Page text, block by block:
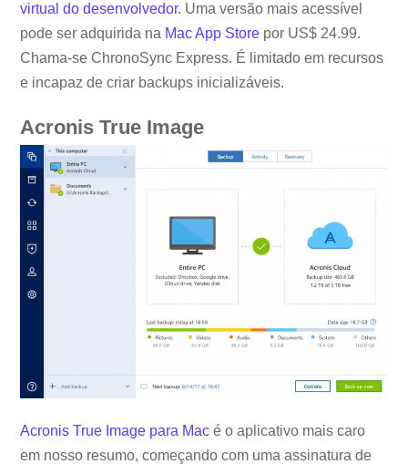
virtual do desenvolvedor. Uma versão mais acessível
pode ser adquirida na Mac App Store por US$ 24.99.
Chama-se ChronoSync Express. É limitado em recursos
e incapaz de criar backups inicializáveis.
Acronis True Image
Acronis True Image para Mac é o aplicativo mais caro
em nosso resumo, começando com uma assinatura de